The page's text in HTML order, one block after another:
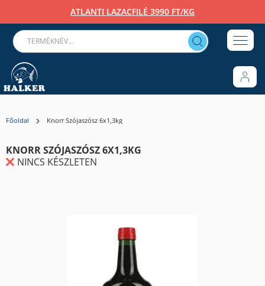
ATLANTI LAZACFILÉ 3990 FT/KG
Főoldal Knorr Szójaszósz 6x1,3kg
KNORR SZÓJASZÓSZ 6X1,3KG
NINCS KÉSZLETEN